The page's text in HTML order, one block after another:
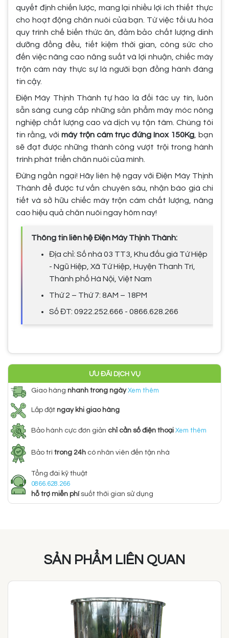
quyết định chiến lược, mang lại nhiều lợi ích thiết thực
cho hoạt động chăn nuôi của bạn. Từ việc tối ưu hóa
quy trình chế biến thức ăn, đảm bảo chất lượng dinh
dưỡng đồng đều, tiết kiệm thời gian, công sức cho
đến việc nâng cao năng suất và lợi nhuận, chiếc máy
trộn cám này thực sự là người bạn đồng hành đáng
tin cậy.
Điện Máy Thịnh Thành tự hào là đối tác uy tín, luôn
sẵn sàng cung cấp những sản phẩm máy móc nông
nghiệp chất lượng cao và dịch vụ tận tâm. Chúng tôi
tin rằng, với máy trộn cám trục đứng Inox 150Kg , bạn
sẽ đạt được những thành công vượt trội trong hành
trình phát triển chăn nuôi của mình.
Đừng ngần ngại! Hãy liên hệ ngay với Điện Máy Thịnh
Thành để được tư vấn chuyên sâu, nhận báo giá chi
tiết và sở hữu chiếc máy trộn cám chất lượng, nâng
cao hiệu quả chăn nuôi ngay hôm nay!
Thông tin liên hệ Điện Máy Thịnh Thành:
Địa chỉ: Số nhà 03 TT3, Khu đấu giá Tứ Hiệp
- Ngũ Hiệp, Xã Tứ Hiệp, Huyện Thanh Trì,
Thành phố Hà Nội, Việt Nam
Thứ 2 – Thứ 7: 8AM – 18PM
Số ĐT: 0922.252.666 - 0866.628.266
ƯU ĐÃI DỊCH VỤ
Giao hàng nhanh trong ngày Xem thêm
Lắp đặt ngay khi giao hàng
Bảo hành cực đơn giản chỉ cần số điện thoại Xem thêm
Bảo trì trong 24h có nhân viên đến tận nhà
Tổng đài kỹ thuật
0866.628.266
hỗ trợ miễn phísuốt thời gian sử dụng
SẢN PHẨM LIÊN QUAN